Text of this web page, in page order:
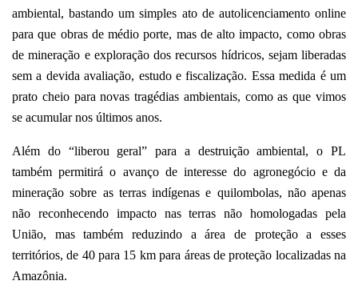
ambiental, bastando um simples ato de autolicenciamento online
para que obras de médio porte, mas de alto impacto, como obras
de mineração e exploração dos recursos hídricos, sejam liberadas
sem a devida avaliação, estudo e fiscalização. Essa medida é um
prato cheio para novas tragédias ambientais, como as que vimos
se acumular nos últimos anos.
Além do “liberou geral” para a destruição ambiental, o PL
também permitirá o avanço de interesse do agronegócio e da
mineração sobre as terras indígenas e quilombolas, não apenas
não reconhecendo impacto nas terras não homologadas pela
União, mas também reduzindo a área de proteção a esses
territórios, de 40 para 15 km para áreas de proteção localizadas na
Amazônia.